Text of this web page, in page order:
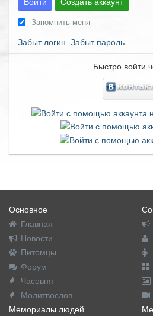
Запомнить меня
Забыт логин Забыт пароль
Быстро войти
Основное
Главная
Новости
Питомцы
Форум
Часовня
Молитвослов
Мемориалы людей